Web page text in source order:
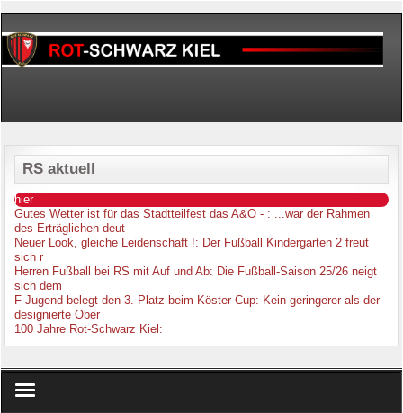
RS aktuell
hier
Gutes Wetter ist für das Stadtteilfest das A&O - : ...war der Rahmen
des Erträglichen deut
Neuer Look, gleiche Leidenschaft !: Der Fußball Kindergarten 2 freut
sich r
Herren Fußball bei RS mit Auf und Ab: Die Fußball-Saison 25/26 neigt
sich dem
F-Jugend belegt den 3. Platz beim Köster Cup: Kein geringerer als der
designierte Ober
100 Jahre Rot-Schwarz Kiel :